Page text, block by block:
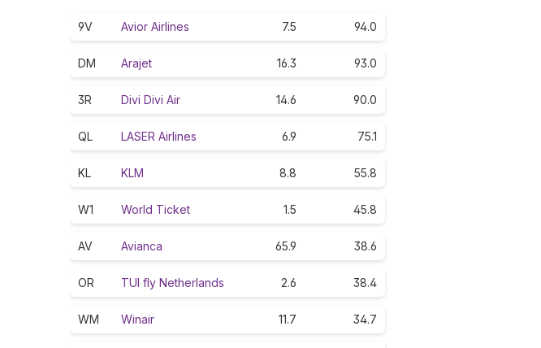
9V Avior Airlines 7.5 94.0
DM Arajet 16.3 93.0
3R Divi Divi Air 14.6 90.0
QL LASER Airlines 6.9 75.1
KL KLM 8.8 55.8
W1 World Ticket 1.5 45.8
AV Avianca 65.9 38.6
OR TUI fly Netherlands 2.6 38.4
WM Winair 11.7 34.7